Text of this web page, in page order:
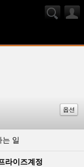
옵션
는 일
라이즈계정